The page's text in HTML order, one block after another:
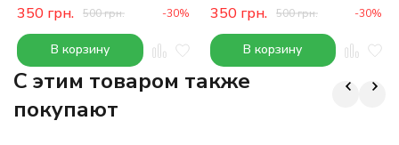
350 грн. 500грн. -30%
В корзину
350 грн. 500грн. -30%
В корзину
C этим товаром также
покупают